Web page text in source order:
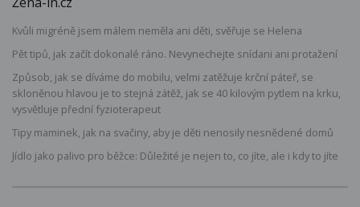
Kvůli migréně jsem málem neměla ani děti, svěřuje se Helena
Pět tipů, jak začít dokonalé ráno. Nevynechejte snídani ani protažení
Způsob, jak se díváme do mobilu, velmi zatěžuje krční páteř, se
skloněnou hlavou je to stejná zátěž, jak se 40 kilovým pytlem na krku,
vysvětluje přední fyzioterapeut
Tipy maminek, jak na svačiny, aby je děti nenosily nesnědené domů
Jídlo jako palivo pro běžce: Důležité je nejen to, co jíte, ale i kdy to jíte